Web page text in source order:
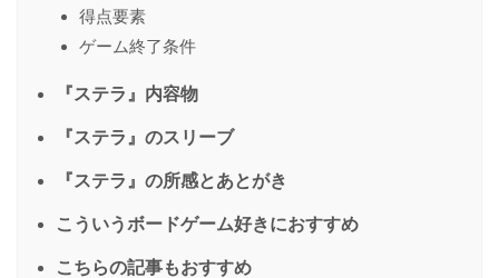
得点要素
ゲーム終了条件
『ステラ』内容物
『ステラ』のスリーブ
『ステラ』の所感とあとがき
こういうボードゲーム好きにおすすめ
こちらの記事もおすすめ